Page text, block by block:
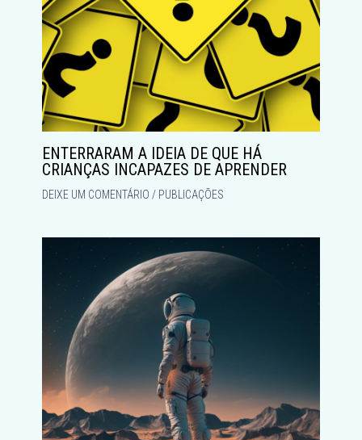
ENTERRARAM A IDEIA DE QUE HÁ
CRIANÇAS INCAPAZES DE APRENDER
DEIXE UM COMENTÁRIO / PUBLICAÇÕES